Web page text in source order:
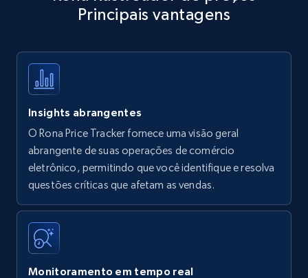
Title, Seller name, Brand, Description, Initial
35.3K+
Amazon products - find products by using
upc numbers
Title, Seller name, Brand, Description, Initial
price, Currency, Availability, Reviews count, and
35.3K+
Principais vantagens
Insights abrangentes
O Rona Price Tracker fornece uma visão geral
abrangente de suas operações de comércio
eletrônico, permitindo que você identifique e resolva
questões críticas que afetam as vendas.
Monitoramento em tempo real